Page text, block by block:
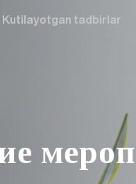
Kutilayotgan tadbirlar